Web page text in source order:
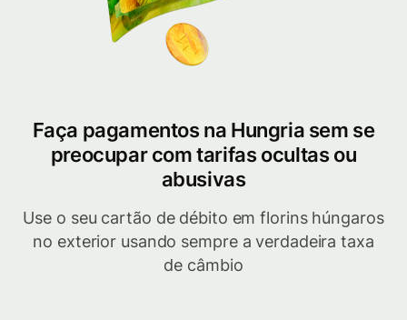
Faça pagamentos na Hungria sem se
preocupar com tarifas ocultas ou
abusivas
Use o seu cartão de débito em florins húngaros
no exterior usando sempre a verdadeira taxa
de câmbio